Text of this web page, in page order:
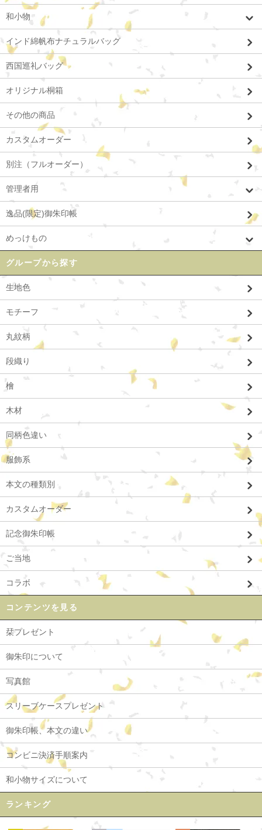
和小物
インド綿帆布ナチュラルバッグ
西国巡礼バッグ
オリジナル桐箱
その他の商品
カスタムオーダー
別注（フルオーダー）
管理者用
逸品(限定)御朱印帳
めっけもの
グループから探す
生地色
モチーフ
丸紋柄
段織り
檜
木材
同柄色違い
服飾系
本文の種類別
カスタムオーダー
記念御朱印帳
ご当地
コラボ
コンテンツを見る
栞プレゼント
御朱印について
写真館
スリーブケースプレゼント
御朱印帳、本文の違い
コンビニ決済手順案内
和小物サイズについて
ランキング